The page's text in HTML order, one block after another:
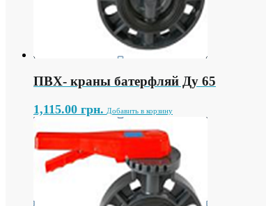
ПВХ- краны батерфляй Ду 65
1,115.00 грн. Добавить в корзину